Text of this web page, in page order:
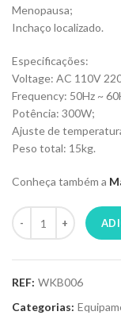
Menopausa;
Inchaço localizado.
Especificações:
Voltage: AC 110V
Frequency: 50Hz ~
Potência: 300W;
Ajuste de
Peso total: 15kg.
Conheça também a
REF: WKB006
Categorias: